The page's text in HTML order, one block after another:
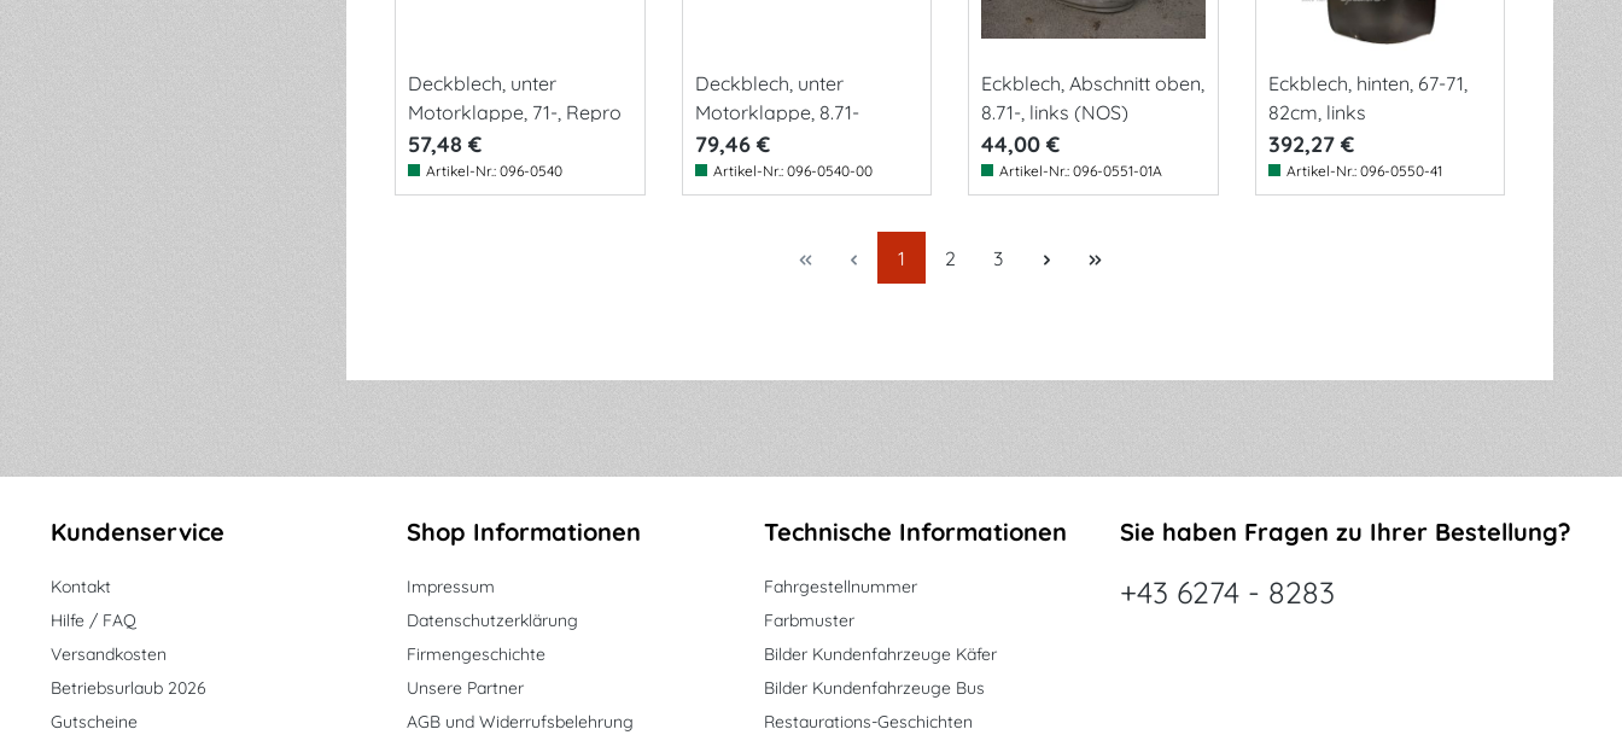
Deckblech, unter
Motorklappe, 71-, Repro
57,48 €
Artikel-Nr.: 096-0540
Deckblech, unter
Motorklappe, 8.71-
79,46 €
Artikel-Nr.: 096-0540-00
Eckblech, Abschnitt oben,
8.71-, links (NOS)
44,00 €
Artikel-Nr.: 096-0551-01A
Eckblech, hinten, 67-71,
82cm, links
392,27 €
Artikel-Nr.: 096-0550-41
Seite
1 Seite
2 Seite
3
Kundenservice
Kontakt
Hilfe / FAQ
Versandkosten
Betriebsurlaub 2026
Gutscheine
Shop Informationen
Impressum
Datenschutzerklärung
Firmengeschichte
Unsere Partner
AGB und Widerrufsbelehrung
Technische Informationen
Fahrgestellnummer
Farbmuster
Bilder Kundenfahrzeuge Käfer
Bilder Kundenfahrzeuge Bus
Restaurations-Geschichten
Sie haben Fragen zu Ihrer Bestellung?
+43 6274 - 8283